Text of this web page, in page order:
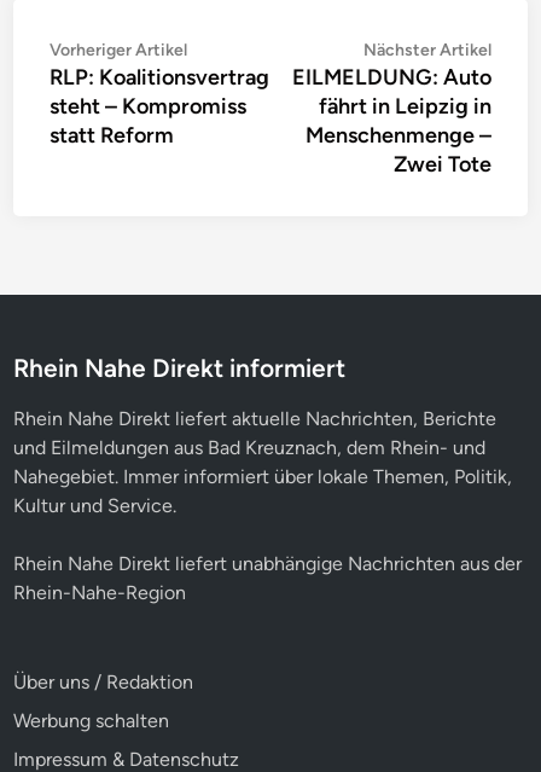
Beitragsnavigation
Vorheriger ArtikelVorheriger
Artikel:
RLP: Koalitionsvertrag
steht – Kompromiss
statt Reform
Nächster Artikel
EILMELDUNG: Auto
fährt in Leipzig in
Menschenmenge –
Zwei Tote
Rhein Nahe Direkt informiert
Rhein Nahe Direkt liefert aktuelle Nachrichten, Berichte
und Eilmeldungen aus Bad Kreuznach, dem Rhein- und
Nahegebiet. Immer informiert über lokale Themen, Politik,
Kultur und Service.
Rhein Nahe Direkt liefert unabhängige Nachrichten aus der
Rhein-Nahe-Region
Über uns / Redaktion
Werbung schalten
Impressum & Datenschutz